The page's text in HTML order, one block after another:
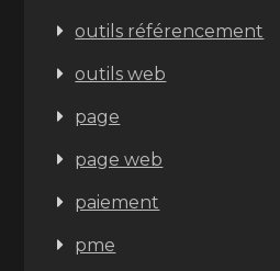
outils référencement
outils web
page
page web
paiement
pme